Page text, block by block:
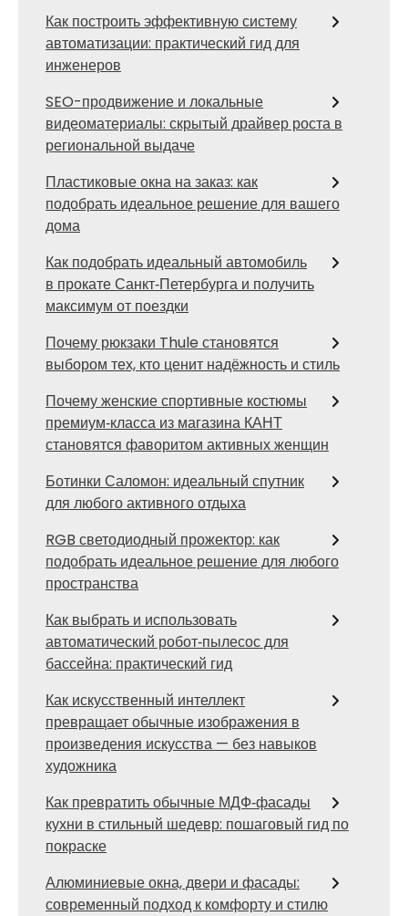
Как построить эффективную систему
автоматизации: практический гид для
инженеров
SEO-продвижение и локальные
видеоматериалы: скрытый драйвер роста в
региональной выдаче
Пластиковые окна на заказ: как
подобрать идеальное решение для вашего
дома
Как подобрать идеальный автомобиль
в прокате Санкт‑Петербурга и получить
максимум от поездки
Почему рюкзаки Thule становятся
выбором тех, кто ценит надёжность и стиль
Почему женские спортивные костюмы
премиум‑класса из магазина КАНТ
становятся фаворитом активных женщин
Ботинки Саломон: идеальный спутник
для любого активного отдыха
RGB светодиодный прожектор: как
подобрать идеальное решение для любого
пространства
Как выбрать и использовать
автоматический робот‑пылесос для
бассейна: практический гид
Как искусственный интеллект
превращает обычные изображения в
произведения искусства — без навыков
художника
Как превратить обычные МДФ‑фасады
кухни в стильный шедевр: пошаговый гид по
покраске
Алюминиевые окна, двери и фасады:
современный подход к комфорту и стилю